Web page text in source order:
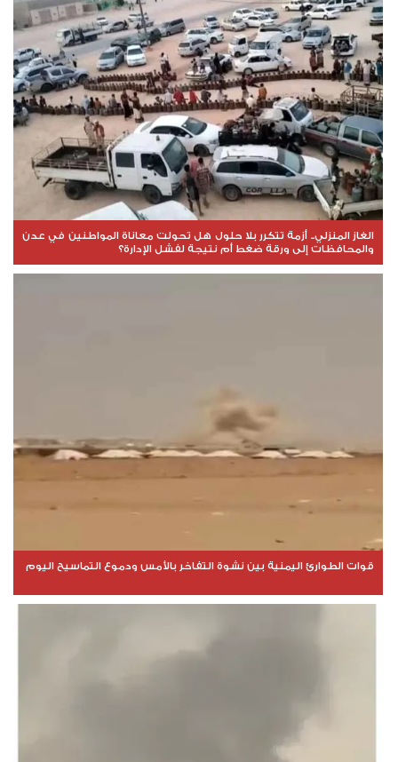
الغاز المنزلي.. أزمة تتكرر بلا حلول هل تحولت معاناة المواطنين في عدن
والمحافظات إلى ورقة ضغط أم نتيجة لفشل الإدارة؟
قوات الطوارئ اليمنية بين نشوة التفاخر بالأمس ودموع التماسيح اليوم